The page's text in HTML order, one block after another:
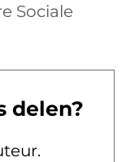
Sociale
delen?